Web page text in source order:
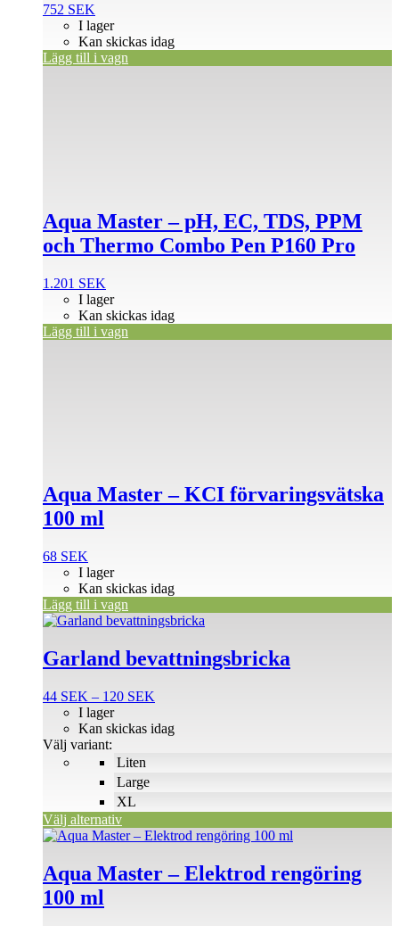
752 SEK
I lager
Kan skickas idag
Lägg till i vagn
Aqua Master – pH, EC, TDS, PPM
och Thermo Combo Pen P160 Pro
1.201 SEK
I lager
Kan skickas idag
Lägg till i vagn
Aqua Master – KCI förvaringsvätska
100 ml
68 SEK
I lager
Kan skickas idag
Lägg till i vagn
Garland bevattningsbricka
44 SEK – 120 SEK
till
Liten
Large
XL
I lager
Kan skickas idag
Välj variant:
Välj alternativ
Den
produkten
har
varianter.
olika
alternativen
produktsidan
Aqua Master – Elektrod rengöring
100 ml